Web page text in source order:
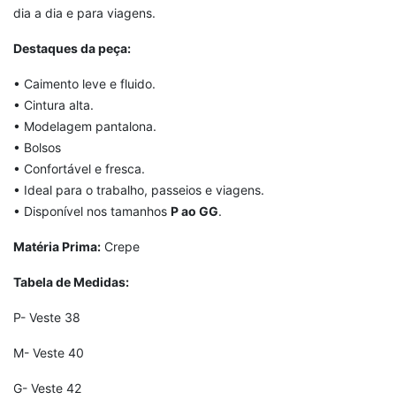
dia a dia e para viagens.
Destaques da peça:
• Caimento leve e fluido.
• Cintura alta.
• Modelagem pantalona.
• Bolsos
• Confortável e fresca.
• Ideal para o trabalho, passeios e viagens.
• Disponível nos tamanhos P ao GG.
Matéria Prima: Crepe
Tabela de Medidas:
P- Veste 38
M- Veste 40
G- Veste 42